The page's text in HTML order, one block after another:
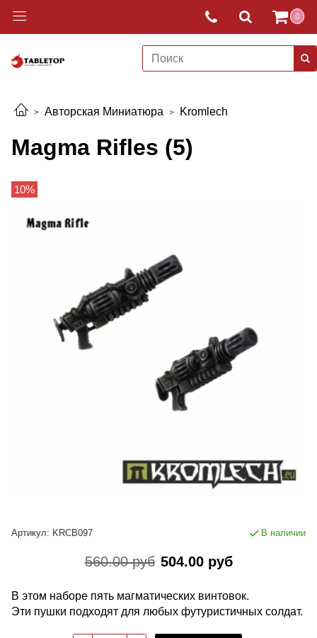
0
Авторская Миниатюра Kromlech
Magma Rifles (5)
10%
Артикул: KRCB097 В наличии
560.00 руб 504.00 руб
В этом наборе пять магматических винтовок.
Эти пушки подходят для любых футуристичных солдат.